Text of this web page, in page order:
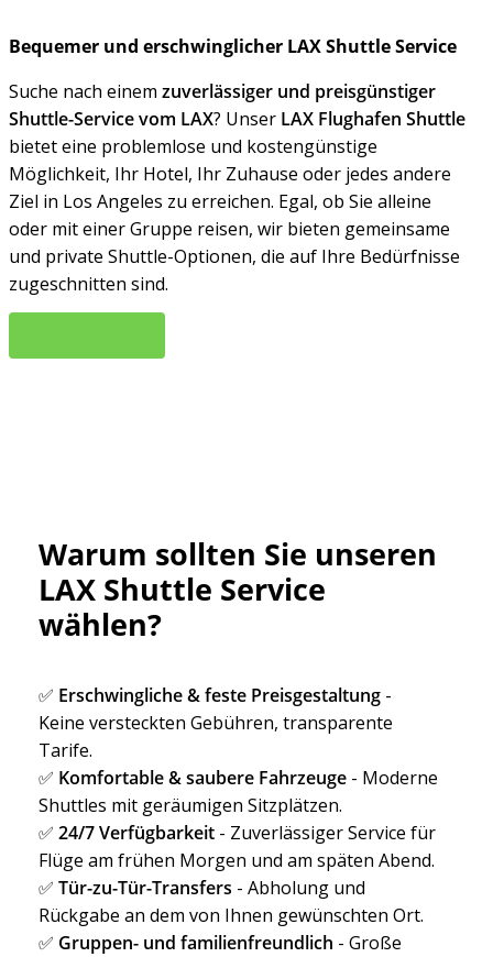
Bequemer und erschwinglicher LAX Shuttle Service
Suche nach einem zuverlässiger und preisgünstiger
Shuttle-Service vom LAX? Unser LAX Flughafen Shuttle
bietet eine problemlose und kostengünstige
Möglichkeit, Ihr Hotel, Ihr Zuhause oder jedes andere
Ziel in Los Angeles zu erreichen. Egal, ob Sie alleine
oder mit einer Gruppe reisen, wir bieten gemeinsame
und private Shuttle-Optionen, die auf Ihre Bedürfnisse
zugeschnitten sind.
Warum sollten Sie unseren
LAX Shuttle Service
wählen?
✅ Erschwingliche & feste Preisgestaltung-
Keine versteckten Gebühren, transparente
Tarife.
✅ Komfortable & saubere Fahrzeuge- Moderne
Shuttles mit geräumigen Sitzplätzen.
✅ 24/7 Verfügbarkeit- Zuverlässiger Service für
Flüge am frühen Morgen und am späten Abend.
✅ Tür-zu-Tür-Transfers - Abholung und
Rückgabe an dem von Ihnen gewünschten Ort.
✅ Gruppen- und familienfreundlich - Große